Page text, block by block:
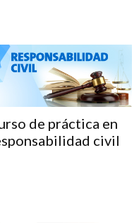
de práctica en
civil